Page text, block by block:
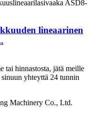
lineaarinen
tai hinnastosta, jätä meille
yhteyttä 24 tunnin
Machinery Co., Ltd.